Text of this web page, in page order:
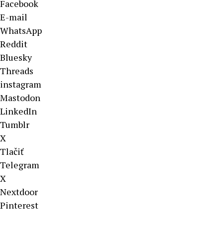
Facebook
E-mail
WhatsApp
Reddit
Bluesky
Threads
instagram
Mastodon
LinkedIn
Tumblr
X
Tlačiť
Telegram
X
Nextdoor
Pinterest